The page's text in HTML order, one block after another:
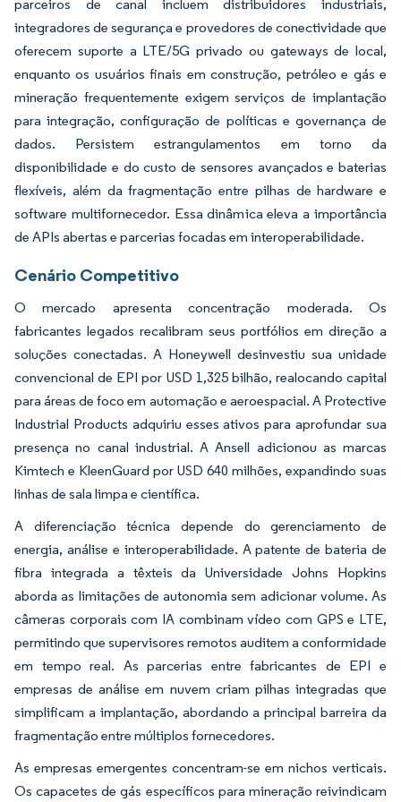
parceiros de canal incluem distribuidores industriais,
integradores de segurança e provedores de conectividade que
oferecem suporte a LTE/5G privado ou gateways de local,
enquanto os usuários finais em construção, petróleo e gás e
mineração frequentemente exigem serviços de implantação
para integração, configuração de políticas e governança de
dados. Persistem estrangulamentos em torno da
disponibilidade e do custo de sensores avançados e baterias
flexíveis, além da fragmentação entre pilhas de hardware e
software multifornecedor. Essa dinâmica eleva a importância
de APIs abertas e parcerias focadas em interoperabilidade.
Cenário Competitivo
O mercado apresenta concentração moderada. Os
fabricantes legados recalibram seus portfólios em direção a
soluções conectadas. A Honeywell desinvestiu sua unidade
convencional de EPI por USD 1,325 bilhão, realocando capital
para áreas de foco em automação e aeroespacial. A Protective
Industrial Products adquiriu esses ativos para aprofundar sua
presença no canal industrial. A Ansell adicionou as marcas
Kimtech e KleenGuard por USD 640 milhões, expandindo suas
linhas de sala limpa e científica.
A diferenciação técnica depende do gerenciamento de
energia, análise e interoperabilidade. A patente de bateria de
fibra integrada a têxteis da Universidade Johns Hopkins
aborda as limitações de autonomia sem adicionar volume. As
câmeras corporais com IA combinam vídeo com GPS e LTE,
permitindo que supervisores remotos auditem a conformidade
em tempo real. As parcerias entre fabricantes de EPI e
empresas de análise em nuvem criam pilhas integradas que
simplificam a implantação, abordando a principal barreira da
fragmentação entre múltiplos fornecedores.
As empresas emergentes concentram-se em nichos verticais.
Os capacetes de gás específicos para mineração reivindicam